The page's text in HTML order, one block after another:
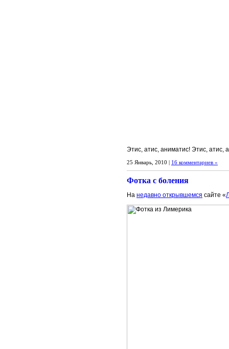
Этис, атис, аниматис! Этис, атис,
25 Январь, 2010 | 16 комментариев »
Фотка с боления
На недавно открывшемся сайте «